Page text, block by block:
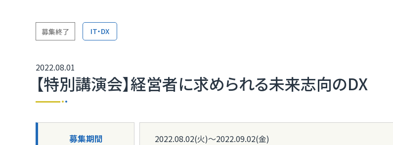
募集終了 IT・DX
2022.08.01
【特別講演会】経営者に求められる未来志向のDX
募集期間 2022.08.02(火)〜2022.09.02(金)